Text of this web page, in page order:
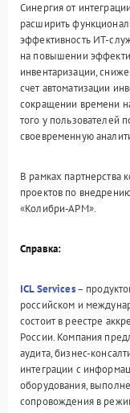
Синергия от
расширить
эффективность ИТ-
на повышении
инвентаризации,
счет автоматизации
сокращении времени
того у пользователей
своевременную
В рамках партнерства
проектов по
«Колибри-АРМ».
Справка:
ICL Services–
российском и
состоит в реестре
России. Компания
аудита, бизнес-
интеграции с
оборудования,
сопровождения в